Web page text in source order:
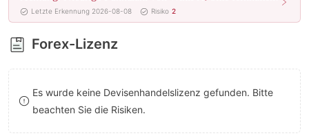
6
7
8
9
4
5
6
7
8
6
7
8
9
Letzte Erkennung 2026-08-08 Risiko 2
Forex-Lizenz
Es wurde keine Devisenhandelslizenz gefunden. Bitte
beachten Sie die Risiken.